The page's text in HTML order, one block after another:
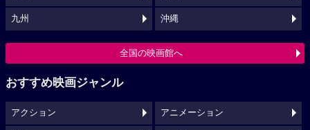
九州 沖縄
全国の映画館へ
おすすめ映画ジャンル
アクション アニメーション